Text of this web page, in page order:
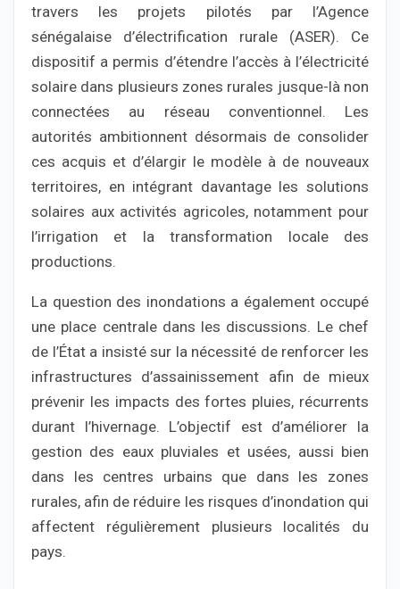
travers les projets pilotés par l’Agence
sénégalaise d’électrification rurale (ASER). Ce
dispositif a permis d’étendre l’accès à l’électricité
solaire dans plusieurs zones rurales jusque-là non
connectées au réseau conventionnel. Les
autorités ambitionnent désormais de consolider
ces acquis et d’élargir le modèle à de nouveaux
territoires, en intégrant davantage les solutions
solaires aux activités agricoles, notamment pour
l’irrigation et la transformation locale des
productions.
La question des inondations a également occupé
une place centrale dans les discussions. Le chef
de l’État a insisté sur la nécessité de renforcer les
infrastructures d’assainissement afin de mieux
prévenir les impacts des fortes pluies, récurrents
durant l’hivernage. L’objectif est d’améliorer la
gestion des eaux pluviales et usées, aussi bien
dans les centres urbains que dans les zones
rurales, afin de réduire les risques d’inondation qui
affectent régulièrement plusieurs localités du
pays.